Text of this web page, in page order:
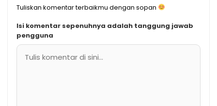
Tuliskan komentar terbaikmu dengan sopan
Isi komentar sepenuhnya adalah tanggung jawab
pengguna